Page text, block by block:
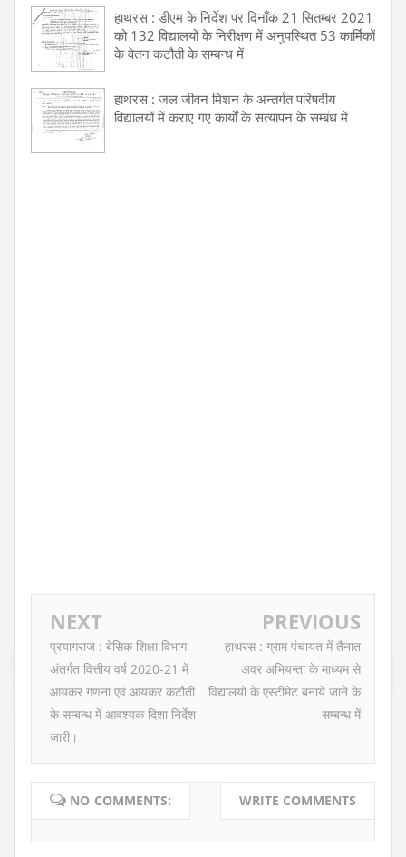
हाथरस : डीएम के निर्देश पर दिनाँक 21 सितम्बर 2021
को 132 विद्यालयों के निरीक्षण में अनुपस्थित 53 कार्मिकों
के वेतन कटौती के सम्बन्ध में
हाथरस : जल जीवन मिशन के अन्तर्गत परिषदीय
विद्यालयों में कराए गए कार्यों के सत्यापन के सम्बंध में
NEXT
प्रयागराज : बेसिक शिक्षा विभाग
अंतर्गत वित्तीय वर्ष 2020-21 में
आयकर गणना एवं आयकर कटौती
के सम्बन्ध में आवश्यक दिशा निर्देश
जारी।
PREVIOUS
हाथरस : ग्राम पंचायत में तैनात
अवर अभियन्ता के माध्यम से
विद्यालयों के एस्टीमेट बनाये जाने के
सम्बन्ध में
NO COMMENTS: WRITE COMMENTS